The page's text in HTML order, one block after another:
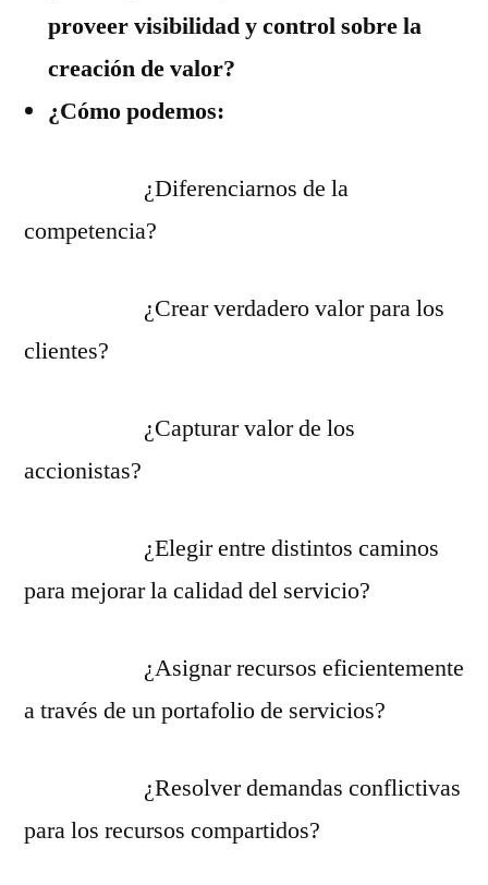
proveer visibilidad y control sobre la
creación de valor?
¿Cómo podemos:
¿Diferenciarnos de la
competencia?
¿Crear verdadero valor para los
clientes?
¿Capturar valor de los
accionistas?
¿Elegir entre distintos caminos
para mejorar la calidad del servicio?
¿Asignar recursos eficientemente
a través de un portafolio de servicios?
¿Resolver demandas conflictivas
para los recursos compartidos?